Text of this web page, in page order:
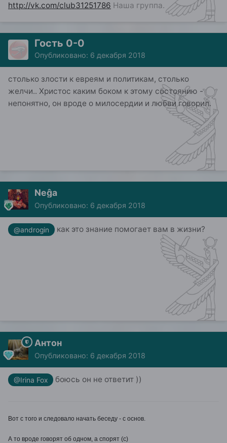
http://vk.com/club31251786 Наша группа.
Гость 0-0
Опубликовано: 6 декабря 2018
столько злости к евреям и политикам, столько
желчи.. Христос каким боком к этому состоянию -
непонятно, он вроде о милосердии и любви говорил.
Neĝa
Опубликовано: 6 декабря 2018
@androgin как это знание помогает вам в жизни?
Антон
Опубликовано: 6 декабря 2018
@Irina Fox боюсь он не ответит ))
Вот с того и следовало начать беседу - с основ.
А то вроде говорят об одном, а спорят (с)